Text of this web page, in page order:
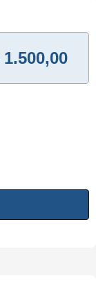
1.500,00